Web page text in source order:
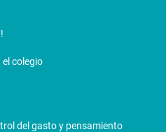
el colegio
del gasto y pensamiento